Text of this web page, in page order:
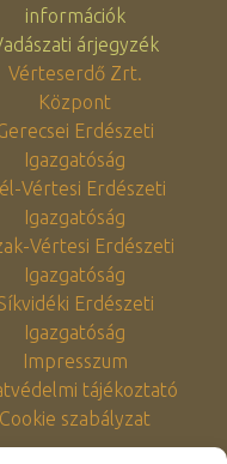
információk
árjegyzék
Vérteserdő Zrt.
Központ
Erdészeti
Igazgatóság
Vértesi Erdészeti
Igazgatóság
Vértesi Erdészeti
Igazgatóság
Erdészeti
Igazgatóság
Impresszum
tájékoztató
Cookie szabályzat